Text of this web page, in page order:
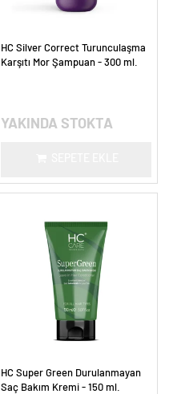
HC Silver Correct Turunculaşma
Karşıtı Mor Şampuan - 300 ml.
YAKINDA STOKTA
HC Super Green Durulanmayan
Saç Bakım Kremi - 150 ml.